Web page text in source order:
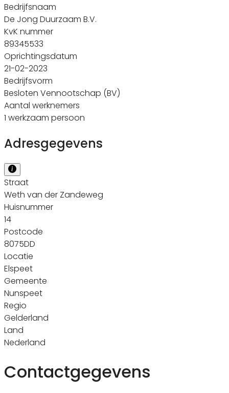
Bedrijfsnaam
De Jong Duurzaam B.V.
KvK nummer
89345533
Oprichtingsdatum
21-02-2023
Bedrijfsvorm
Besloten Vennootschap (BV)
Aantal werknemers
1 werkzaam persoon
Adresgegevens
Straat
Weth van der Zandeweg
Huisnummer
14
Postcode
8075DD
Locatie
Elspeet
Gemeente
Nunspeet
Regio
Gelderland
Land
Nederland
Contactgegevens